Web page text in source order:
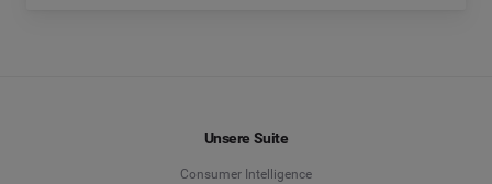
Unsere Suite
Consumer Intelligence